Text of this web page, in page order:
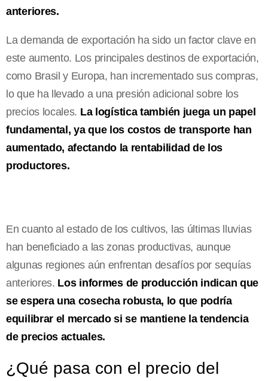
anteriores.
La demanda de exportación ha sido un factor clave en
este aumento. Los principales destinos de exportación,
como Brasil y Europa, han incrementado sus compras,
lo que ha llevado a una presión adicional sobre los
precios locales. La logística también juega un papel
fundamental, ya que los costos de transporte han
aumentado, afectando la rentabilidad de los
productores.
En cuanto al estado de los cultivos, las últimas lluvias
han beneficiado a las zonas productivas, aunque
algunas regiones aún enfrentan desafíos por sequías
anteriores. Los informes de producción indican que
se espera una cosecha robusta, lo que podría
equilibrar el mercado si se mantiene la tendencia
de precios actuales.
¿Qué pasa con el precio del